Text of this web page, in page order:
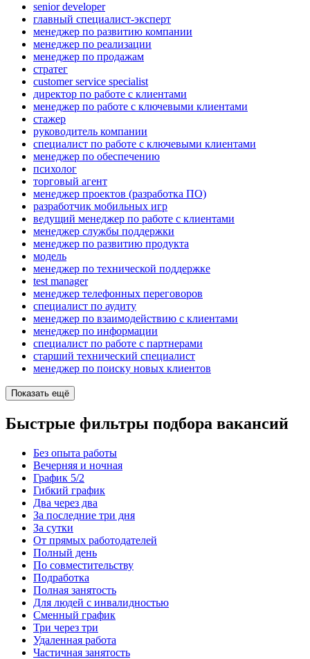
senior developer
главный специалист-эксперт
менеджер по развитию компании
менеджер по реализации
менеджер по продажам
стратег
customer service specialist
директор по работе с клиентами
менеджер по работе с ключевыми клиентами
стажер
руководитель компании
специалист по работе с ключевыми клиентами
менеджер по обеспечению
психолог
торговый агент
менеджер проектов (разработка ПО)
разработчик мобильных игр
ведущий менеджер по работе с клиентами
менеджер службы поддержки
менеджер по развитию продукта
модель
менеджер по технической поддержке
test manager
менеджер телефонных переговоров
специалист по аудиту
менеджер по взаимодействию с клиентами
менеджер по информации
специалист по работе с партнерами
старший технический специалист
менеджер по поиску новых клиентов
Показать ещё
Быстрые фильтры подбора вакансий
Без опыта работы
Вечерняя и ночная
График 5/2
Гибкий график
Два через два
За последние три дня
За сутки
От прямых работодателей
Полный день
По совместительству
Подработка
Полная занятость
Для людей с инвалидностью
Сменный график
Три через три
Удаленная работа
Частичная занятость